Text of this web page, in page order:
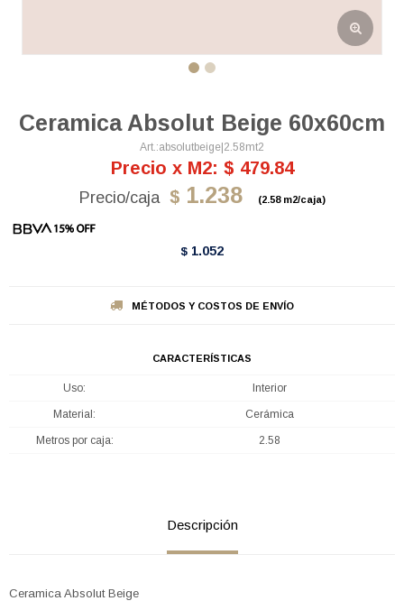
Ceramica Absolut Beige 60x60cm
absolutbeige|2.58mt2
Precio x M2: $ 479.84
$ 1.238 (2.58 m2/caja)
$ 1.052
MÉTODOS Y COSTOS DE ENVÍO
CARACTERÍSTICAS
Uso Interior
Material Cerámica
Metros por caja 2.58
Descripción
Ceramica Absolut Beige